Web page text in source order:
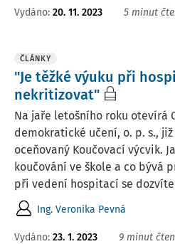
Vydáno: 20. 11. 2023 5 minut
ČLÁNKY
"Je těžké výuku při
nekritizovat"
Na jaře letošního roku otevírá
demokratické učení, o. p. s.,
oceňovaný Koučovací výcvik.
koučování ve škole a co bývá
při vedení hospitací se
Ing. Veronika Pevná
Vydáno: 23. 1. 2023 9 minut